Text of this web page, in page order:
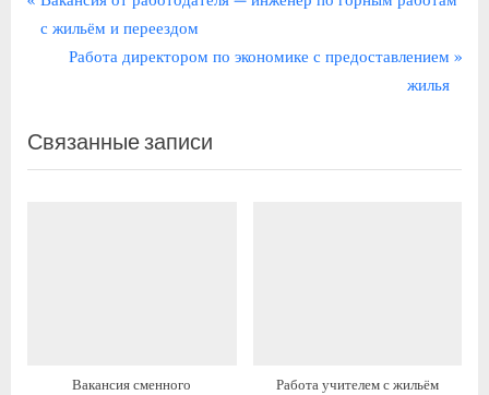
по
р
д
у
с жильём и переездом
С
д
у
Работа директором по экономике с предоставлением
жилья
Связанные записи
Вакансия сменного
Работа учителем с жильём